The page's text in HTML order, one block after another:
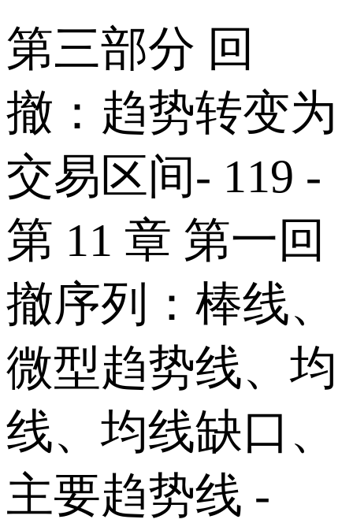
第三部分 回
撤：趋势转变为
交易区间- 119 -
第 11 章 第一回
撤序列：棒线、
微型趋势线、均
线、均线缺口、
主要趋势线 -